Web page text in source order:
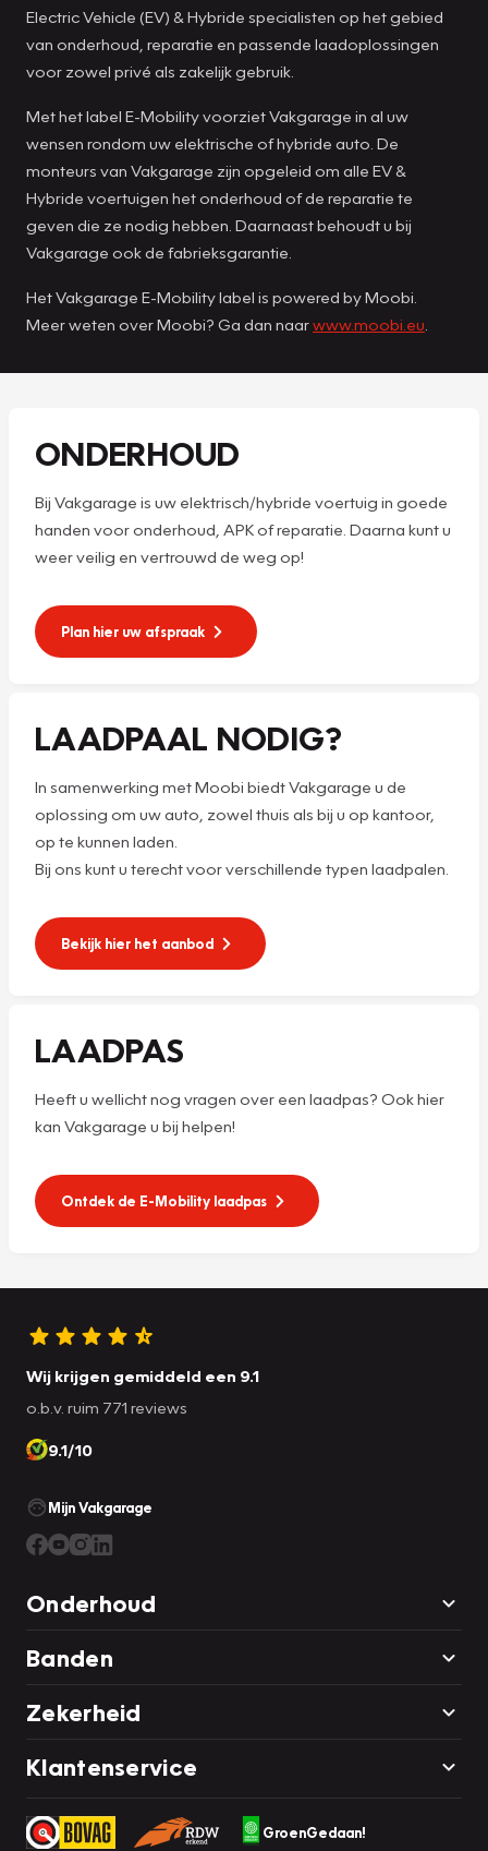
Electric Vehicle (EV) & Hybride specialisten op het gebied
van onderhoud, reparatie en passende laadoplossingen
voor zowel privé als zakelijk gebruik.
Met het label E-Mobility voorziet Vakgarage in al uw
wensen rondom uw elektrische of hybride auto. De
monteurs van Vakgarage zijn opgeleid om alle EV &
Hybride voertuigen het onderhoud of de reparatie te
geven die ze nodig hebben. Daarnaast behoudt u bij
Vakgarage ook de fabrieksgarantie.
Het Vakgarage E-Mobility label is powered by Moobi.
Meer weten over Moobi? Ga dan naarwww.moobi.eu
ONDERHOUD
Bij Vakgarage is uw elektrisch/hybride voertuig in goede
handen voor onderhoud, APK of reparatie. Daarna kunt u
weer veilig en vertrouwd de weg op!
Plan hier uw afspraak
LAADPAAL NODIG?
In samenwerking met Moobi biedt Vakgarage u de
oplossing om uw auto, zowel thuis als bij u op kantoor,
op te kunnen laden.
Bij ons kunt u terecht voor verschillende typen laadpalen.
Bekijk hier het aanbod
LAADPAS
Heeft u wellicht nog vragen over een laadpas? Ook hier
kan Vakgarage u bij helpen!
Ontdek de E-Mobility laadpas
Wij krijgen gemiddeld een 9.1
o.b.v. ruim 771 reviews
9.1/10
Mijn Vakgarage
Onderhoud
Banden
Zekerheid
Klantenservice
GroenGedaan!